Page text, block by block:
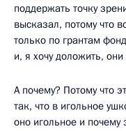
поддержать точку
высказал, потому что
только по грантам
и, я хочу доложить,
А почему? Потому что
так, что в игольное
оно игольное и почему